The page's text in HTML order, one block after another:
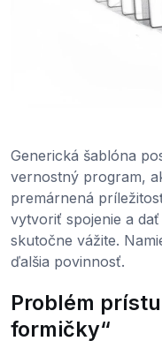
Generická šablóna
vernostný program,
premárnená
vytvoriť spojenie a
skutočne vážite.
ďalšia povinnosť.
Problém
formičky“